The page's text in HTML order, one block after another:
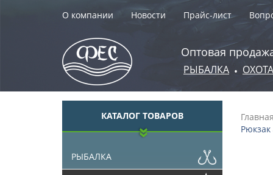
О компании Новости Прайс-лист
Оптовая
РЫБАЛКА • ОХОТА
КАТАЛОГ ТОВАРОВ
РЫБАЛКА
Главная